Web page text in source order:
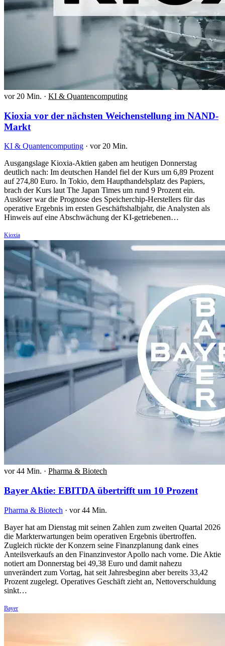
vor 20 Min. · KI & Quantencomputing
Kioxia vor der nächsten Weichenstellung im NAND-
Markt
KI & Quantencomputing · vor 20 Min.
Ausgangslage Kioxia-Aktien gaben am heutigen Donnerstag
deutlich nach: Im deutschen Handel fiel der Kurs um 6,89 Prozent
auf 274,80 Euro. In Tokio, dem Haupthandelsplatz des Papiers,
brach der Kurs laut The Japan Times um rund 9 Prozent ein.
Auslöser war die Prognose des Speicherchip-Herstellers für das
operative Ergebnis im ersten Geschäftshalbjahr, die Analysten als
Hinweis auf eine Abschwächung der KI-getriebenen…
Kioxia
vor 44 Min. · Pharma & Biotech
Bayer Aktie: EBITDA übertrifft um 10 Prozent
Pharma & Biotech · vor 44 Min.
Bayer hat am Dienstag mit seinen Zahlen zum zweiten Quartal 2026
die Markterwartungen beim operativen Ergebnis übertroffen.
Zugleich rückte der Konzern seine Finanzplanung dank eines
Anteilsverkaufs an den Finanzinvestor Apollo nach vorne. Die Aktie
notiert am Donnerstag bei 49,38 Euro und damit nahezu
unverändert zum Vortag, hat seit Jahresbeginn aber bereits 33,42
Prozent zugelegt. Operatives Geschäft zieht an, Nettoverschuldung
sinkt…
Bayer